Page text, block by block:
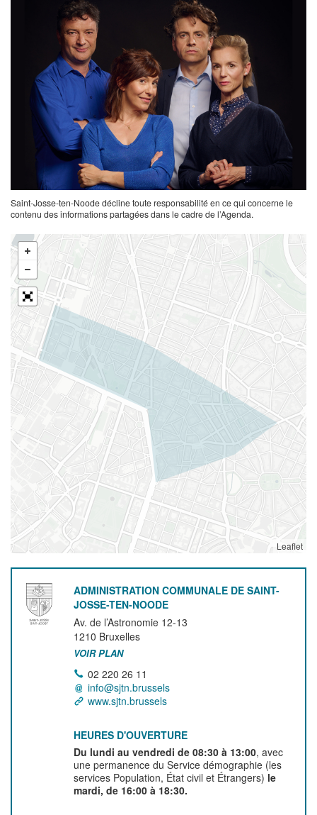
Saint-Josse-ten-Noode décline toute responsabilité en ce qui concerne le
contenu des informations partagées dans le cadre de l’Agenda.
Leaflet
ADMINISTRATION COMMUNALE DE SAINT-
JOSSE-TEN-NOODE
Av. de l’Astronomie 12-13
1210 Bruxelles
VOIR PLAN
02 220 26 11
info@sjtn.brussels
www.sjtn.brussels
HEURES D'OUVERTURE
Du lundi au vendredi de 08:30 à 13:00, avec
une permanence du Service démographie (les
services Population, État civil et Étrangers) le
mardi, de 16:00 à 18:30.